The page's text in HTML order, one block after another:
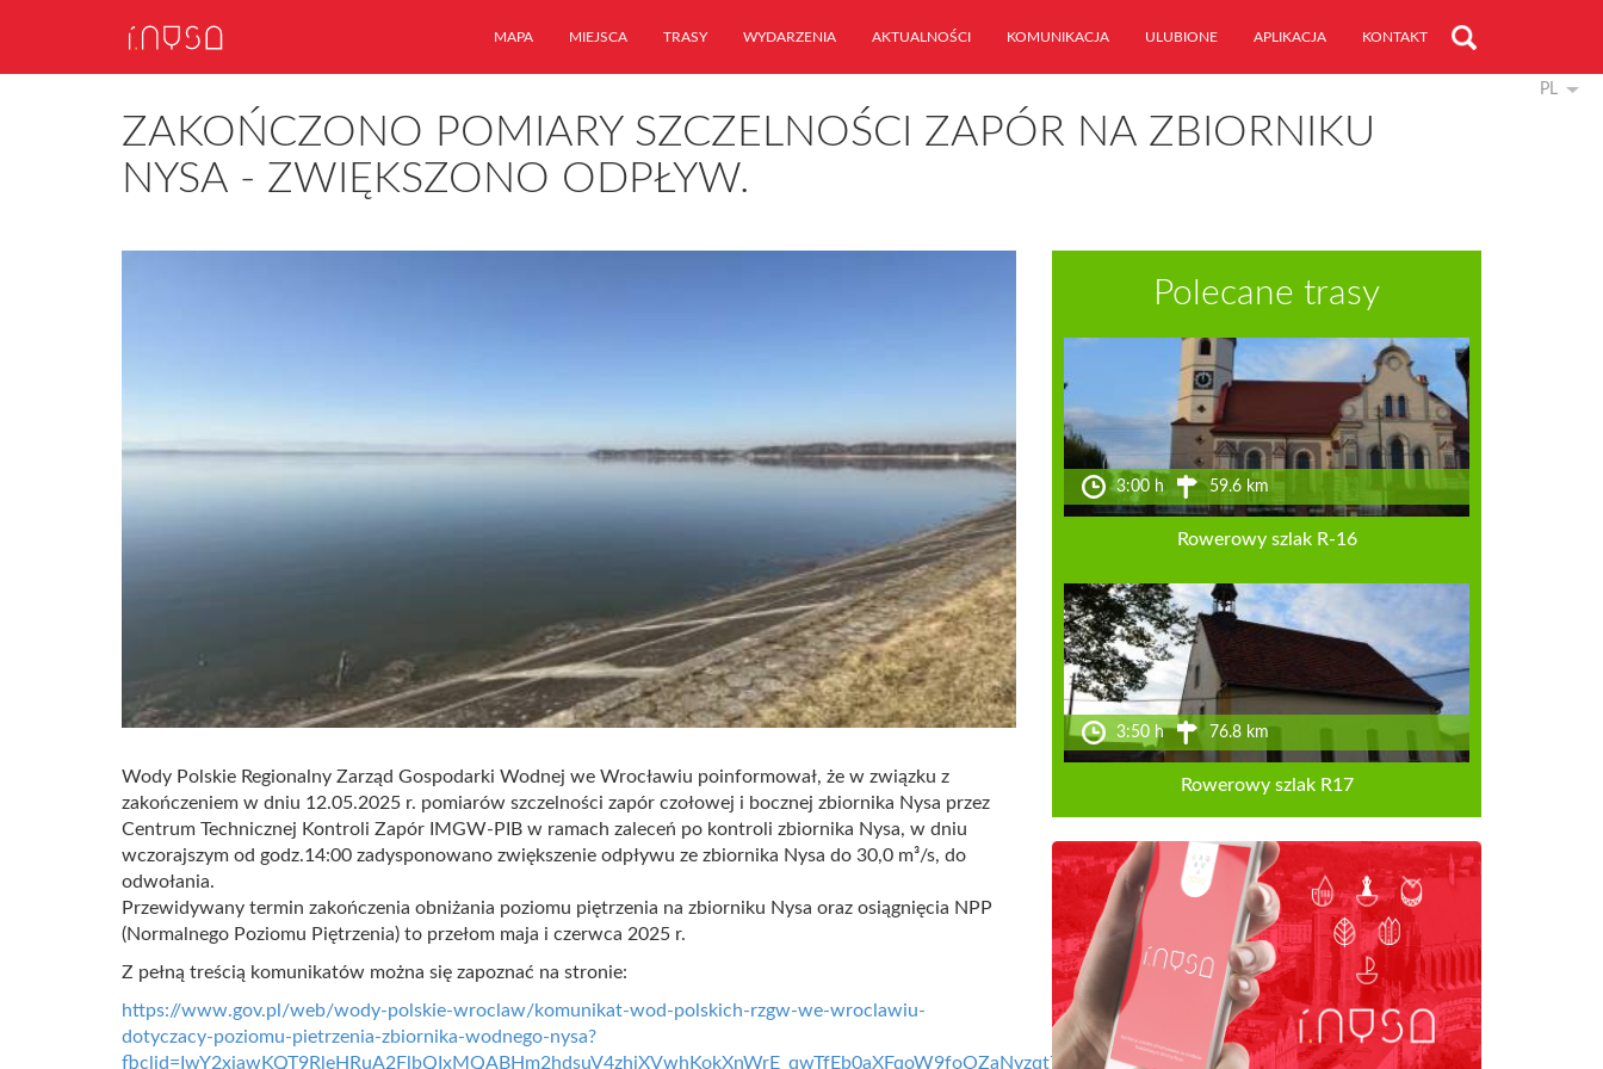
MAPA MIEJSCA TRASY WYDARZENIA AKTUALNOŚCI KOMUNIKACJA ULUBIONE APLIKACJA KONTAKT
PL
ZAKOŃCZONO POMIARY SZCZELNOŚCI ZAPÓR NA ZBIORNIKU
NYSA - ZWIĘKSZONO ODPŁYW.
Wody Polskie Regionalny Zarząd Gospodarki Wodnej we Wrocławiu poinformował, że w związku z
zakończeniem w dniu 12.05.2025 r. pomiarów szczelności zapór czołowej i bocznej zbiornika Nysa przez
Centrum Technicznej Kontroli Zapór IMGW-PIB w ramach zaleceń po kontroli zbiornika Nysa, w dniu
wczorajszym od godz.14:00 zadysponowano zwiększenie odpływu ze zbiornika Nysa do 30,0 m³/s, do
odwołania.
Przewidywany termin zakończenia obniżania poziomu piętrzenia na zbiorniku Nysa oraz osiągnięcia NPP
(Normalnego Poziomu Piętrzenia) to przełom maja i czerwca 2025 r.
Z pełną treścią komunikatów można się zapoznać na stronie:
https://www.gov.pl/web/wody-polskie-wroclaw/komunikat-wod-polskich-rzgw-we-wroclawiu-
dotyczacy-poziomu-pietrzenia-zbiornika-wodnego-nysa?
fbclid=IwY2xjawKQT9RleHRuA2FlbQIxMQABHm2hdsuV4zhjXVwhKokXnWrE_qwTfEb0aXFqoW9foOZaNyzqt7jqYUjYLfm__aem_ULY5xjLFsu1ZDdzVzUay0Q
Polecane trasy
3:00 h 59.6 km
Rowerowy szlak R-16
3:50 h 76.8 km
Rowerowy szlak R17